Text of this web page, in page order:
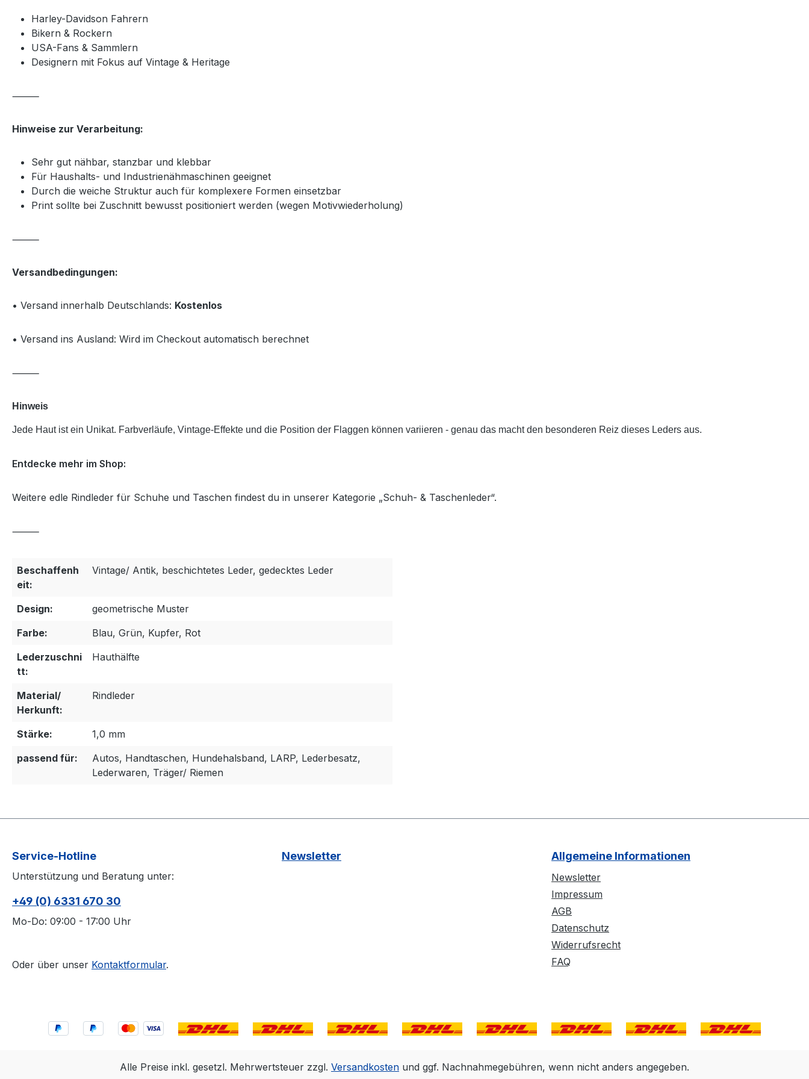
Harley-Davidson Fahrern
Bikern & Rockern
USA-Fans & Sammlern
Designern mit Fokus auf Vintage & Heritage
⸻
Hinweise zur Verarbeitung:
Sehr gut nähbar, stanzbar und klebbar
Für Haushalts- und Industrienähmaschinen geeignet
Durch die weiche Struktur auch für komplexere Formen einsetzbar
Print sollte bei Zuschnitt bewusst positioniert werden (wegen Motivwiederholung)
⸻
Versandbedingungen:
• Versand innerhalb Deutschlands: Kostenlos
• Versand ins Ausland: Wird im Checkout automatisch berechnet
⸻
Hinweis
Jede Haut ist ein Unikat. Farbverläufe, Vintage-Effekte und die Position der Flaggen können variieren - genau das macht den besonderen Reiz dieses Leders aus.
Entdecke mehr im Shop:
Weitere edle Rindleder für Schuhe und Taschen findest du in unserer Kategorie „Schuh- & Taschenleder“.
⸻
Beschaffenh
eit:
Vintage/ Antik, beschichtetes Leder, gedecktes Leder
Design:
geometrische Muster
Farbe:
Blau, Grün, Kupfer, Rot
Lederzuschni
tt:
Hauthälfte
Material/
Herkunft:
Rindleder
Stärke:
1,0 mm
passend für:
Autos, Handtaschen, Hundehalsband, LARP, Lederbesatz,
Lederwaren, Träger/ Riemen
Service-Hotline
Unterstützung und Beratung unter:
+49 (0) 6331 670 30
Mo-Do: 09:00 - 17:00 Uhr
Oder über unser Kontaktformular.
Newsletter Allgemeine Informationen
Newsletter
Impressum
AGB
Datenschutz
Widerrufsrecht
FAQ
Alle Preise inkl. gesetzl. Mehrwertsteuer zzgl. Versandkosten und ggf. Nachnahmegebühren, wenn nicht anders angegeben.